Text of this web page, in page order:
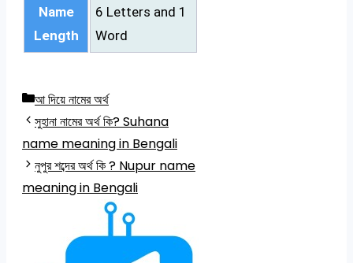
Name
Length
6 Letters and 1
Word
Categories
আ দিয়ে নামের অর্থ
সুহানা নামের অর্থ কি? Suhana
name meaning in Bengali
নুপুর শব্দের অর্থ কি ? Nupur name
meaning in Bengali